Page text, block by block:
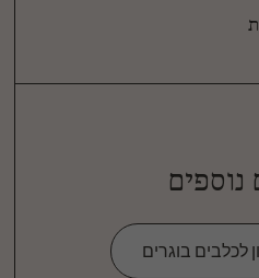
נוספים
לכלבים בוגרים